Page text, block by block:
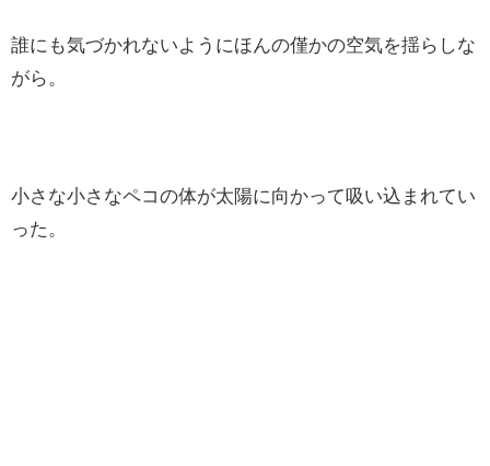
誰にも気づかれないようにほんの僅かの空気を揺らしな
がら。
小さな小さなペコの体が太陽に向かって吸い込まれてい
った。